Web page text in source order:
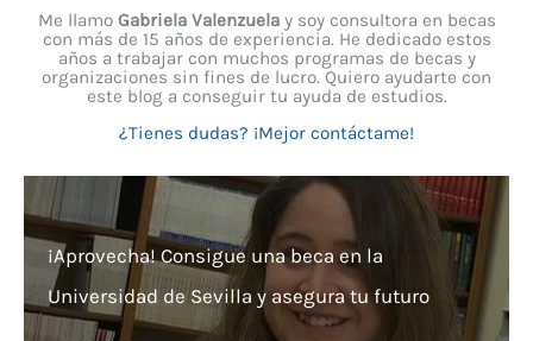
Me llamo Gabriela Valenzuelay soy consultora en becas
con más de 15 años de experiencia. He dedicado estos
años a trabajar con muchos programas de becas y
organizaciones sin fines de lucro. Quiero ayudarte con
este blog a conseguir tu ayuda de estudios.
¿Tienes dudas? ¡Mejor contáctame!
¡Aprovecha! Consigue una beca en la
Universidad de Sevilla y asegura tu futuro